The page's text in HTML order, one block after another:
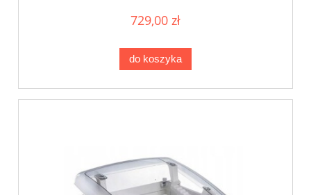
729,00 zł
do koszyka